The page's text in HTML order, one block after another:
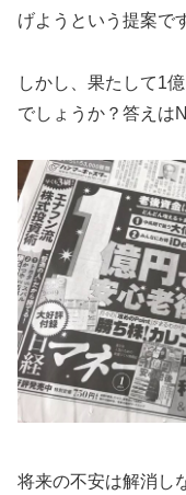
げようという提案で
しかし、果たして1
でしょうか？答えは
将来の不安は解消し